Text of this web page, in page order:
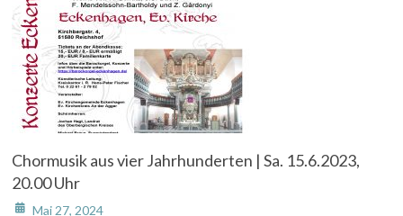
Chormusik aus vier Jahrhunderten | Sa. 15.6.2023,
20.00 Uhr
Mai 27, 2024